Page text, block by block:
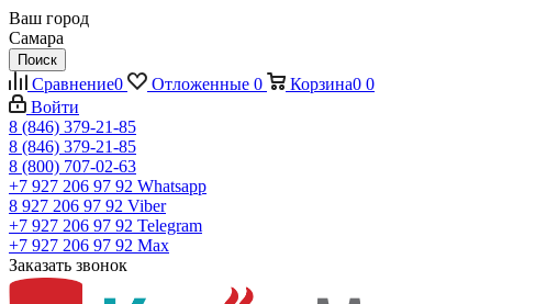
Ваш город
Самара
Поиск
Сравнение0 Отложенные 0 Корзина0 0
Войти
8 (846) 379-21-85
8 (846) 379-21-85
8 (800) 707-02-63
+7 927 206 97 92 Whatsapp
8 927 206 97 92 Viber
+7 927 206 97 92 Telegram
+7 927 206 97 92 Max
Заказать звонок